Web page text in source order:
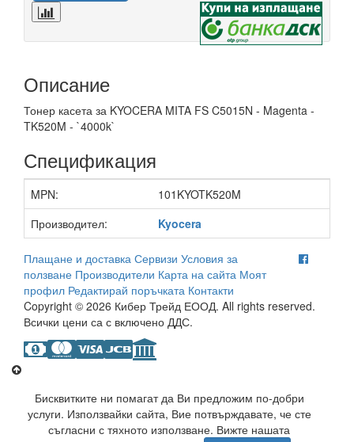
Описание
Тонер касета за KYOCERA MITA FS C5015N - Magenta -
TK520M - `4000k`
Спецификация
MPN:
101KYOTK520M
Производител:
Kyocera
Плащане и доставка Сервизи Условия за
ползване Производители Карта на сайта Моят
профил Редактирай поръчката Контакти
Copyright © 2026 Кибер Трейд ЕООД. All rights reserved.
Всички цени са с включено ДДС.
Бисквитките ни помагат да Ви предложим по-добри
услуги. Използвайки сайта, Вие потвърждавате, че сте
съгласни с тяхното използване. Вижте нашата